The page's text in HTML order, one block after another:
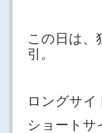
この日は、
引。
ロングサイ
ショートサ